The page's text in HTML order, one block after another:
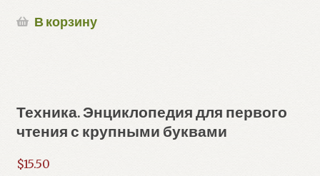
В корзину
Техника. Энциклопедия для первого
чтения с крупными буквами
$15.50